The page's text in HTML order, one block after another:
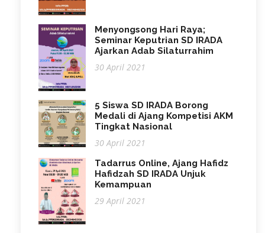
Menyongsong Hari Raya;
Seminar Keputrian SD IRADA
Ajarkan Adab Silaturrahim
30 April 2021
5 Siswa SD IRADA Borong
Medali di Ajang Kompetisi AKM
Tingkat Nasional
30 April 2021
Tadarrus Online, Ajang Hafidz
Hafidzah SD IRADA Unjuk
Kemampuan
29 April 2021